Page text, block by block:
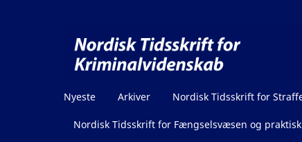
Nyeste Arkiver Nordisk Tidsskrift for
Nordisk Tidsskrift for Fængselsvæsen og